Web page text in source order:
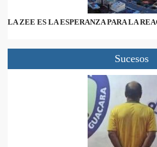
LA ZEE ES LA ESPERANZA PARA LA
Sucesos